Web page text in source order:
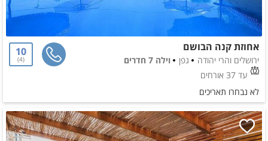
אחוזת קנה הבושם
ירושלים והרי יהודה גפן
וילה 7 חדרים
עד 37 אורחים
10
4
לא נבחרו תאריכים